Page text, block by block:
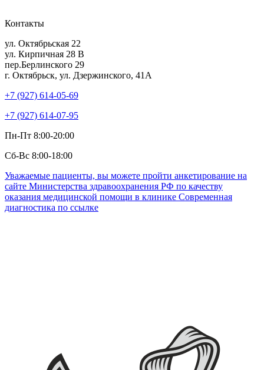
Контакты
ул. Октябрьская 22
ул. Кирпичная 28 В
пер.Берлинского 29
г. Октябрьск, ул. Дзержинского, 41А
+7 (927) 614-05-69
+7 (927) 614-07-95
Пн-Пт 8:00-20:00
Сб-Вс 8:00-18:00
Уважаемые пациенты, вы можете пройти анкетирование на
сайте Министерства здравоохранения РФ по качеству
оказания медицинской помощи в клинике Современная
диагностика по ссылке